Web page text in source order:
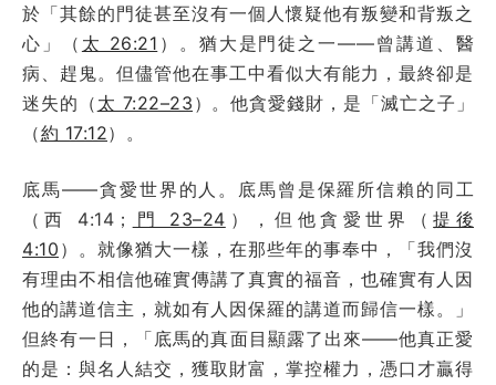
於「其餘的門徒甚至沒有一個人懷疑他有叛變和背叛之
心」（ 太 26:21 ）。猶大是門徒之一——曾講道、醫
病、趕鬼。但儘管他在事工中看似大有能力，最終卻是
迷失的（ 太 7:22–23 ）。他貪愛錢財，是「滅亡之子」
（約 17:12）。
底馬——貪愛世界的人。底馬曾是保羅所信賴的同工
（西 4:14；
門 23–24 ），但他貪愛世界（提後
4:10 ）。就像猶大一樣，在那些年的事奉中，「我們沒
有理由不相信他確實傳講了真實的福音，也確實有人因
他的講道信主，就如有人因保羅的講道而歸信一樣。」
但終有一日，「底馬的真面目顯露了出來——他真正愛
的是：與名人結交，獲取財富，掌控權力，憑口才贏得